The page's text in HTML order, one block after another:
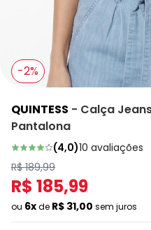
-2%
QUINTESS - Calça
Pantalona
(4,0)10 avaliações
R$ 189,99
R$ 185,99
ou 6xde R$ 31,00 sem juros